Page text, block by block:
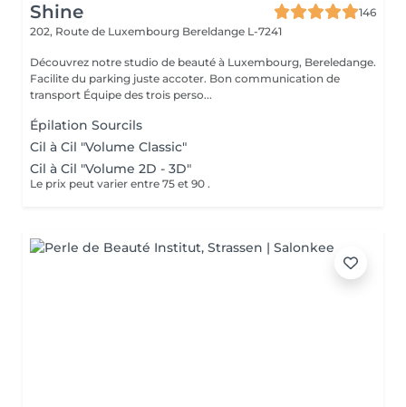
Shine
146
202, Route de Luxembourg Bereldange L-7241
Découvrez notre studio de beauté à Luxembourg, Bereledange.
Facilite du parking juste accoter. Bon communication de
transport Équipe des trois perso...
Épilation Sourcils
Cil à Cil "Volume Classic"
Cil à Cil "Volume 2D - 3D"
Le prix peut varier entre 75 et 90 .